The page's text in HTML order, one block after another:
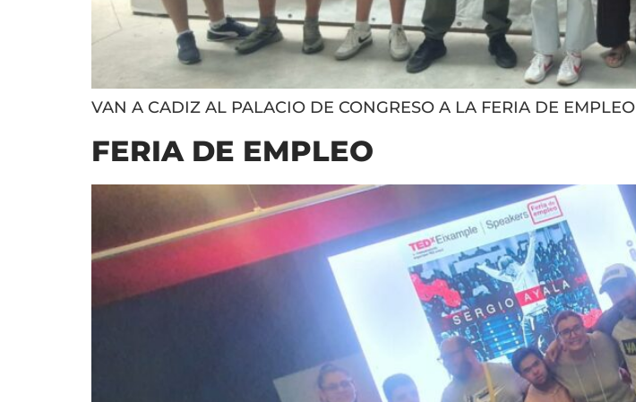
VAN A CADIZ AL PALACIO DE CONGRESO A LA FERIA DE EMPLEO
FERIA DE EMPLEO